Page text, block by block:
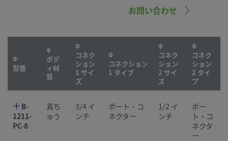
お問い合わせ
型番
ボデ
ィ材
質
コネク
ション
1 サイ
ズ
コネクション
1 タイプ
コネク
ション
2 サイ
ズ
コネク
ション
2 タイ
プ
B-
1211-
PC-8
真ち
ゅう
3/4 イ
ンチ
ポート・コ
ネクター
1/2 イ
ンチ
ポー
ト・コ
ネクタ
ー